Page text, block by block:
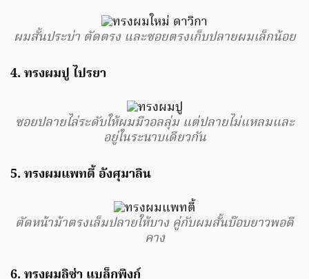
ผมสั้นประบ่า ตัดตรง และซอยตรงเก็บปลายผมเล็กน้อย
4. ทรงผมปู ไปรยา
ซอยปลายไล่ระดับให้ผมมีวอลลุ่ม แต่ปลายไม่แหลมและ
อยู่ในระนาบเดียวกัน
5. ทรงผมแพทตี้ อังศุมาลิน
ตัดหน้าม้าตรงเล็มปลายให้บาง คู่กับผมสั้นบ๊อบยาวพอดี
คาง